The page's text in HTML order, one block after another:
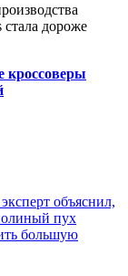
дороже
кроссоверы
объяснил,
пух
большую